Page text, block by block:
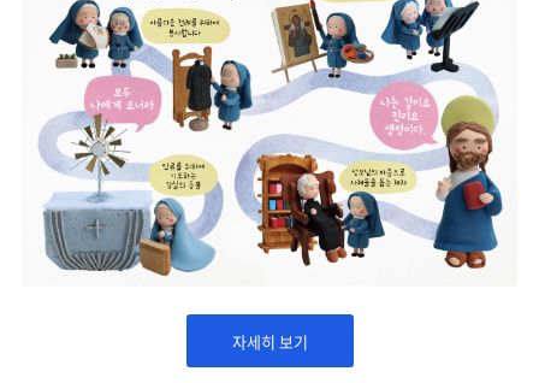
자세히 보기